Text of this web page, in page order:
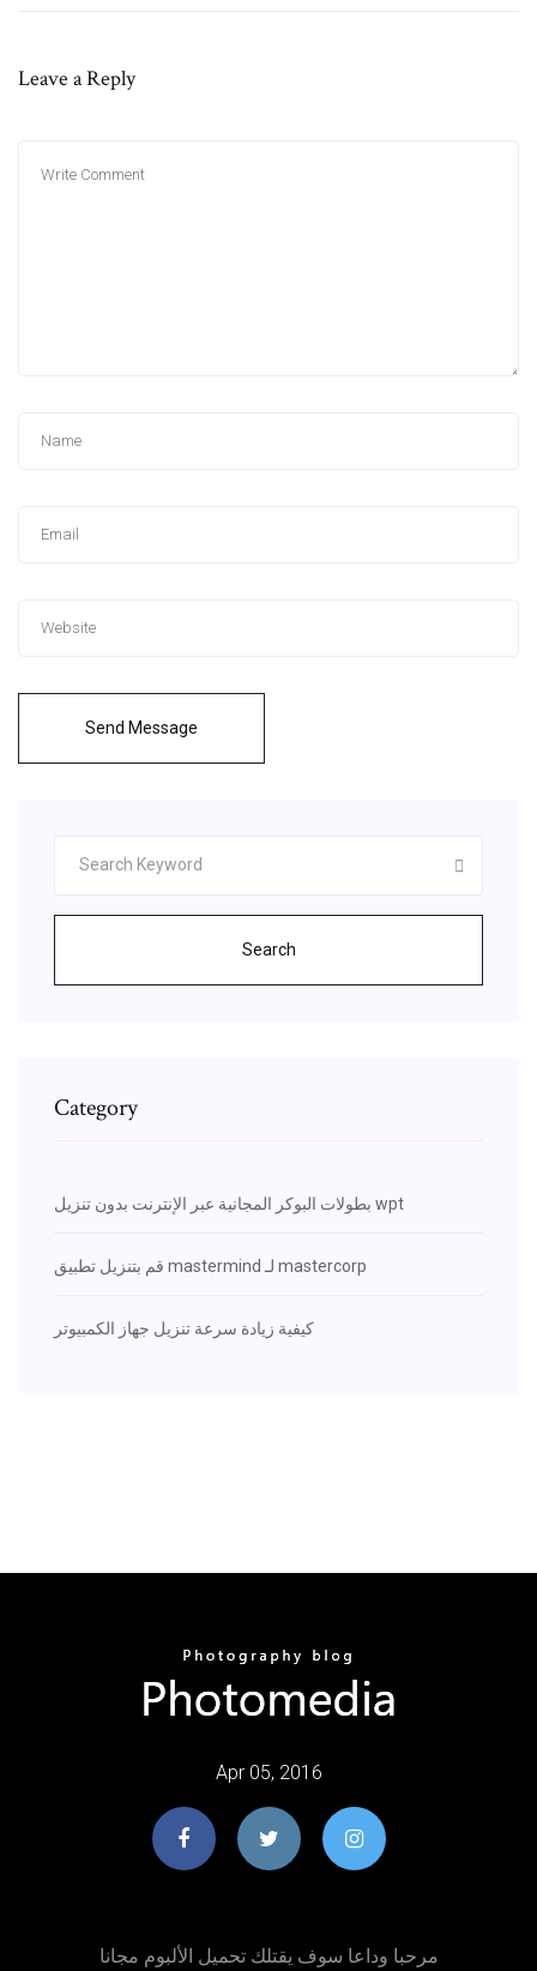
Leave a Reply
Send Message
Search
Category
بطولات البوكر المجانية عبر الإنترنت بدون تنزيل wpt
قم بتنزيل تطبيق mastermind لـ mastercorp
كيفية زيادة سرعة تنزيل جهاز الكمبيوتر
Apr 05, 2016
مرحبا وداعا سوف يقتلك تحميل الألبوم مجانا